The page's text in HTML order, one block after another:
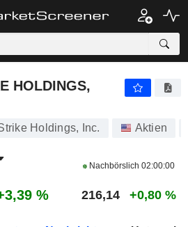
HOLDINGS,
Holdings, Inc. Aktien
Nachbörslich 02:00:00
% 216,14 +0,80 %